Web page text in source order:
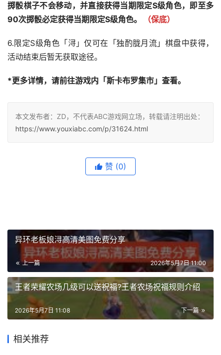
掷骰棋子不会移动，并直接获得当期限定S级角色，即至多
90次掷骰必定获得当期限定S级角色。
（保底）
6.限定S级角色「浔」仅可在「独酌胧月流」棋盘中获得，
活动结束后暂无获取途径。
*更多详情，请前往游戏内「斯卡布罗集市」查看。
本文发布者：ZD，不代表ABC游戏网立场，转载请注明出处：
https://www.youxiabc.com/p/31624.html
赞 (0)
异环老板娘浔高清美图免费分享
上一篇 2026年5月7日 11:00
王者荣耀农场几级可以送祝福?王者农场祝福规则介绍
下一篇
2026年5月7日 11:08
相关推荐